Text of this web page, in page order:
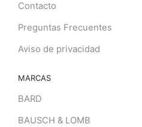
Contacto
Preguntas Frecuentes
Aviso de privacidad
MARCAS
BARD
BAUSCH & LOMB